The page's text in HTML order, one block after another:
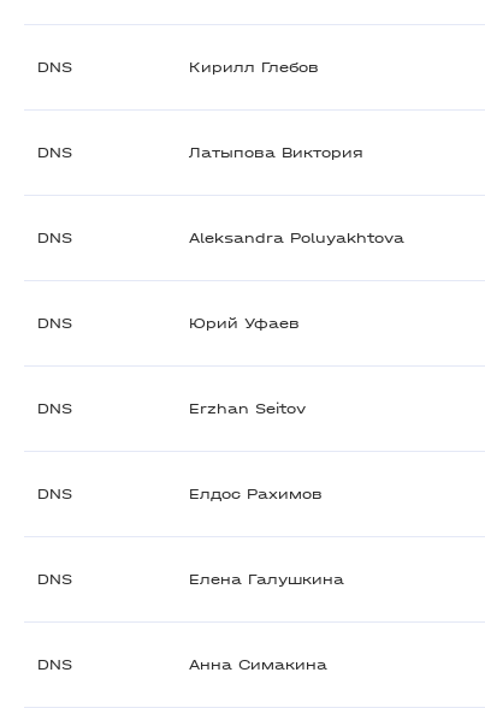
DNS Кирилл Глебов
DNS Латыпова Виктория
DNS Aleksandra Poluyakhtova
DNS Юрий Уфаев
DNS Erzhan Seitov
DNS Елдос Рахимов
DNS Елена Галушкина
DNS Анна Симакина